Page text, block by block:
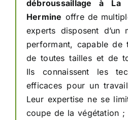
débroussaillage à La
Hermine offre de
experts disposent d’un
performant, capable de
de toutes tailles et de
Ils connaissent les
efficaces pour un
Leur expertise ne se
coupe de la végétation ;